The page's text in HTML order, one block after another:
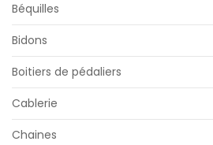
Béquilles
Bidons
Boitiers de pédaliers
Cablerie
Chaines